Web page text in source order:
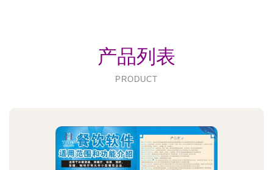
产品列表
PRODUCT